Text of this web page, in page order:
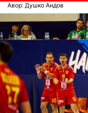
Авор: Душко Андов